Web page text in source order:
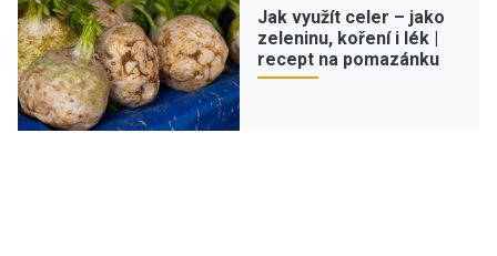
Jak využít celer – jako
zeleninu, koření i lék |
recept na pomazánku